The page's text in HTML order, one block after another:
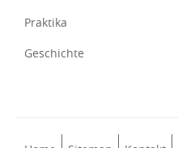
Praktika
Geschichte